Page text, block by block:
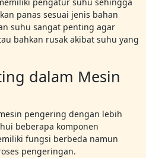
pengatur suhu sehingga
panas sesuai jenis bahan
suhu sangat penting agar
bahkan rusak akibat suhu yang
dalam Mesin
pengering dengan lebih
beberapa komponen
fungsi berbeda namun
pengeringan.